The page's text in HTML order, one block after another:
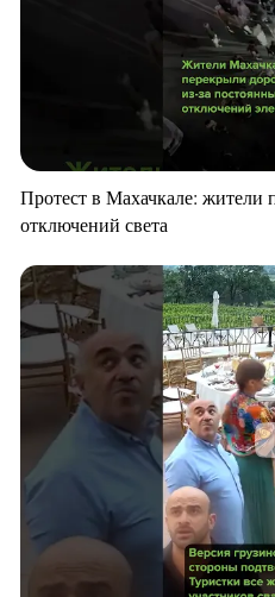
Протест в Махачкале: жители
отключений света